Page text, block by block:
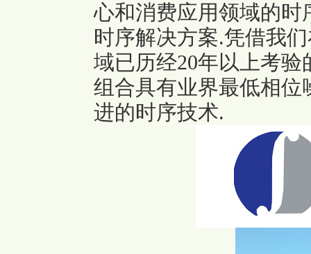
心和消费应用领域的
时序解决方案.凭借我
域已历经20年以上考
组合具有业界最低相
进的时序技术.